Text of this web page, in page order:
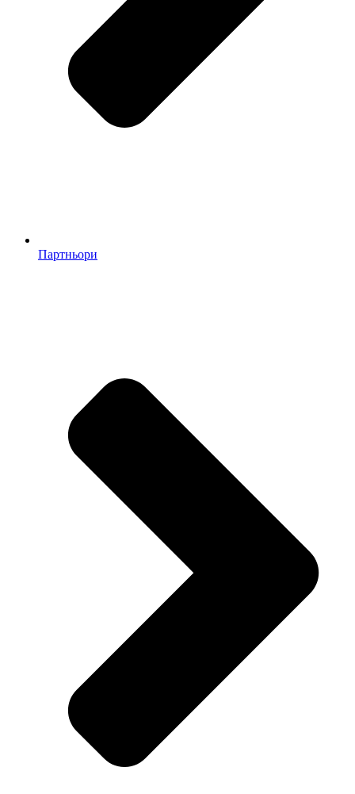
Партньори